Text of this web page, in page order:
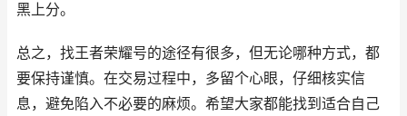
黑上分。
总之，找王者荣耀号的途径有很多，但无论哪种方式，都
要保持谨慎。在交易过程中，多留个心眼，仔细核实信
息，避免陷入不必要的麻烦。希望大家都能找到适合自己